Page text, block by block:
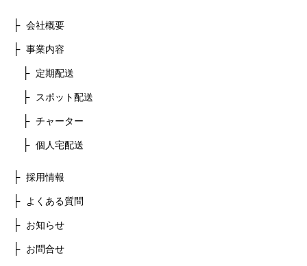
会社概要
事業内容
定期配送
スポット配送
チャーター
個人宅配送
採用情報
よくある質問
お知らせ
お問合せ